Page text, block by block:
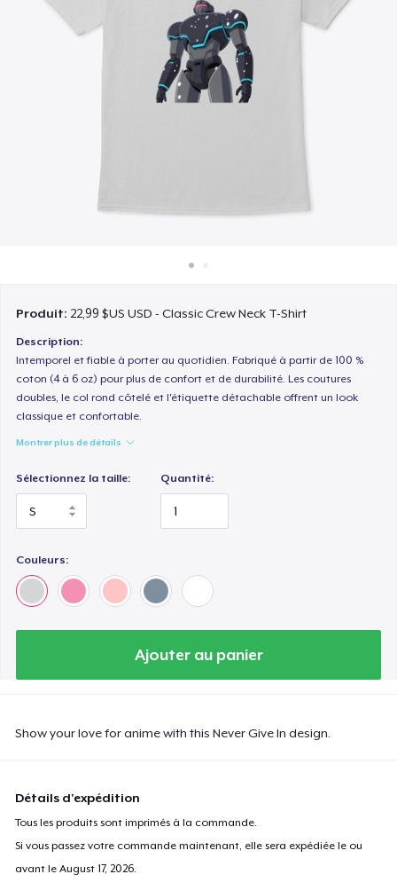
Vendez partout
Vendre n'importe quoi
Produit: 22,99 $US USD - Classic Crew Neck T-Shirt
Description:
Intemporel et fiable à porter au quotidien. Fabriqué à partir de 100 %
coton (4 à 6 oz) pour plus de confort et de durabilité. Les coutures
doubles, le col rond côtelé et l'étiquette détachable offrent un look
classique et confortable.
Montrer plus de détails
Sélectionnez la taille: Quantité:
Couleurs:
Ajouter au panier
Show your love for anime with this Never Give In design.
Détails d'expédition
Tous les produits sont imprimés à la commande.
Si vous passez votre commande maintenant, elle sera expédiée le ou
avant leAugust 17, 2026